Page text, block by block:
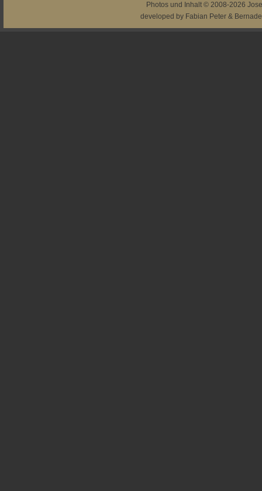
Photos und Inhalt © 2008-2026
developed by Fabian Peter &